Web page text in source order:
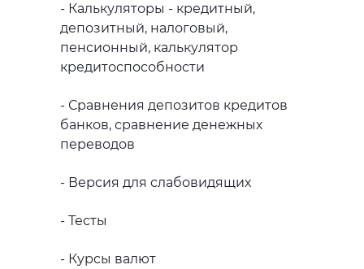
- Калькуляторы - кредитный,
депозитный, налоговый,
пенсионный, калькулятор
кредитоспособности
- Сравнения депозитов кредитов
банков, сравнение денежных
переводов
- Версия для слабовидящих
- Тесты
- Курсы валют